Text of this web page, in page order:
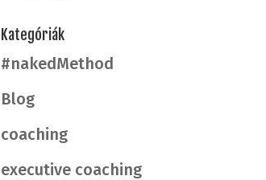
Kategóriák
#nakedMethod
Blog
coaching
executive coaching